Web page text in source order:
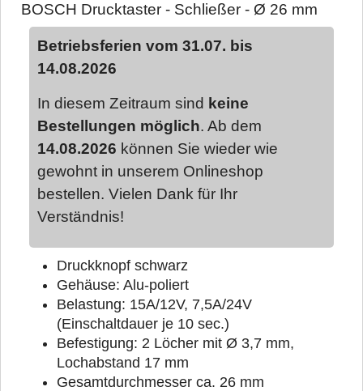
BOSCH Drucktaster - Schließer - Ø 26 mm
Betriebsferien vom 31.07. bis
14.08.2026
In diesem Zeitraum sind keine
Bestellungen möglich. Ab dem
14.08.2026 können Sie wieder wie
gewohnt in unserem Onlineshop
bestellen. Vielen Dank für Ihr
Verständnis!
Druckknopf schwarz
Gehäuse: Alu-poliert
Belastung: 15A/12V, 7,5A/24V
(Einschaltdauer je 10 sec.)
Befestigung: 2 Löcher mit Ø 3,7 mm,
Lochabstand 17 mm
Gesamtdurchmesser ca. 26 mm